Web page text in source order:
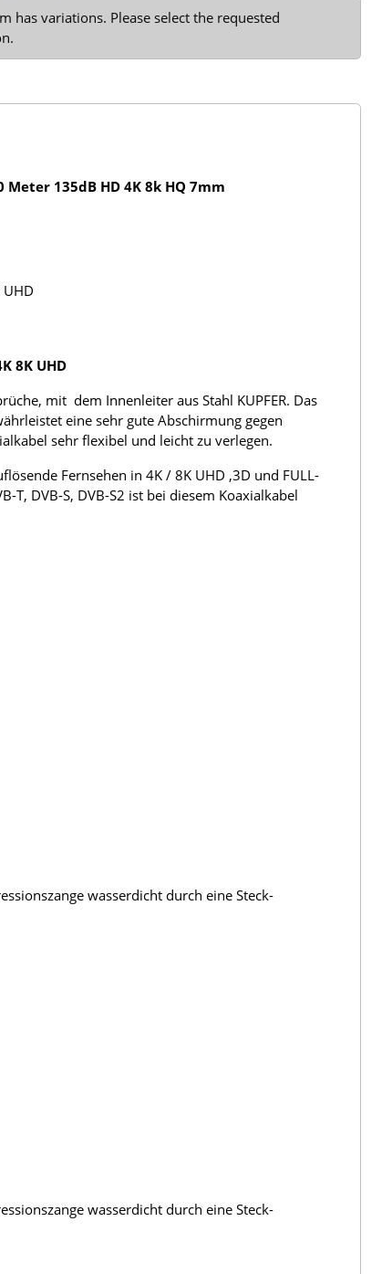
has variations. Please select the requested
135dB HD 4K 8k HQ 7mm
8K UHD
mit dem Innenleiter aus Stahl KUPFER. Das
eine sehr gute Abschirmung gegen
sehr flexibel und leicht zu verlegen.
Fernsehen in 4K / 8K UHD ,3D und FULL-
T, DVB-S, DVB-S2 ist bei diesem Koaxialkabel
wasserdicht durch eine Steck-
wasserdicht durch eine Steck-